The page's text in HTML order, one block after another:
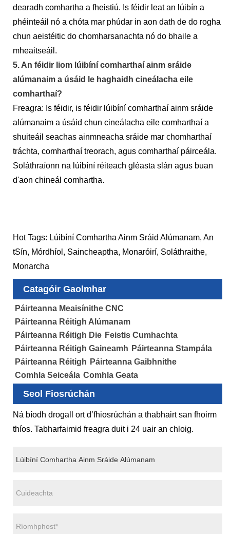
dearadh comhartha a fheistiú. Is féidir leat an lúibín a
phéinteáil nó a chóta mar phúdar in aon dath de do rogha
chun aeistéitic do chomharsanachta nó do bhaile a
mheaitseáil.
5. An féidir liom lúibíní comharthaí ainm sráide
alúmanaim a úsáid le haghaidh cineálacha eile
comharthaí?
Freagra: Is féidir, is féidir lúibíní comharthaí ainm sráide
alúmanaim a úsáid chun cineálacha eile comharthaí a
shuiteáil seachas ainmneacha sráide mar chomharthaí
tráchta, comharthaí treorach, agus comharthaí páirceála.
Soláthraíonn na lúibíní réiteach gléasta slán agus buan
d'aon chineál comhartha.
Hot Tags: Lúibíní Comhartha Ainm Sráid Alúmanam, An
tSín, Mórdhíol, Saincheaptha, Monaróirí, Soláthraithe,
Monarcha
Catagóir Gaolmhar
Páirteanna Meaisínithe CNC
Páirteanna Réitigh Alúmanam
Páirteanna Réitigh Die Feistis Cumhachta
Páirteanna Réitigh Gaineamh Páirteanna Stampála
Páirteanna Réitigh Páirteanna Gaibhnithe
Comhla Seiceála Comhla Geata
Seol Fiosrúchán
Ná bíodh drogall ort d’fhiosrúchán a thabhairt san fhoirm
thíos. Tabharfaimid freagra duit i 24 uair an chloig.